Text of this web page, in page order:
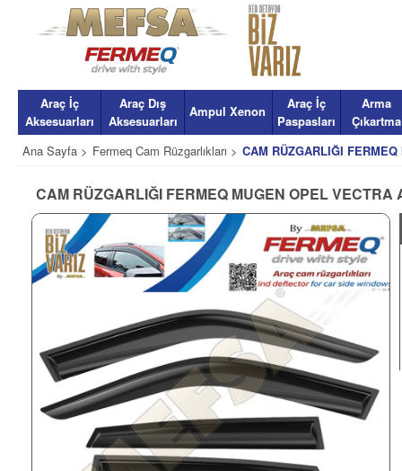
Araç İç
Aksesuarları
Araç Dış
Aksesuarları
Ampul Xenon
Araç İç
Paspasları
Arma
Çıkartma
Ana Sayfa > Fermeq Cam Rüzgarlıkları > CAM RÜZGARLIĞI
CAM RÜZGARLIĞI FERMEQ MUGEN OPEL VECTRA